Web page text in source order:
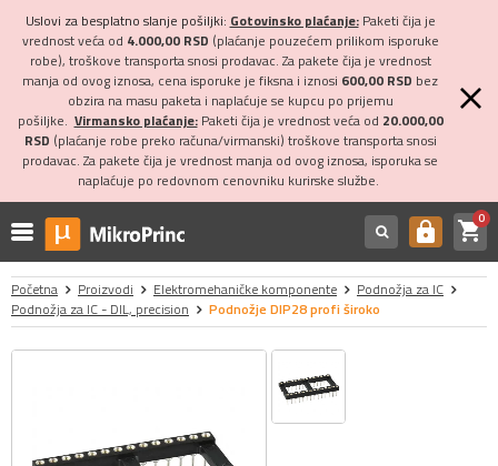
Uslovi za besplatno slanje pošiljki: Gotovinsko plaćanje:Paketi čija je
vrednost veća od 4.000,00 RSD (plaćanje pouzećem prilikom isporuke
robe), troškove transporta snosi prodavac. Za pakete čija je vrednost
manja od ovog iznosa, cena isporuke je fiksna i iznosi 600,00 RSD bez
obzira na masu paketa i naplaćuje se kupcu po prijemu
pošiljke. Virmansko plaćanje:Paketi čija je vrednost veća od 20.000,00
RSD (plaćanje robe preko računa/virmanski) troškove transporta snosi
prodavac. Za pakete čija je vrednost manja od ovog iznosa, isporuka se
naplaćuje po redovnom cenovniku kurirske službe.
https shopping_cart0
Početna Proizvodi Elektromehaničke komponente
Podnožja za IC
Podnožja za IC - DIL, precision
Podnožje DIP28 profi široko